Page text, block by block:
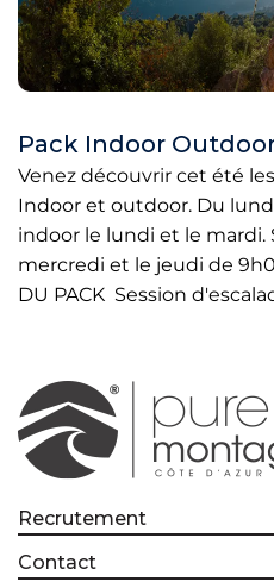
Pack Indoor
Venez découvrir cet été
Indoor et outdoor. Du
indoor le lundi et le mardi.
mercredi et le jeudi de
DU PACK Session
Recrutement
Contact